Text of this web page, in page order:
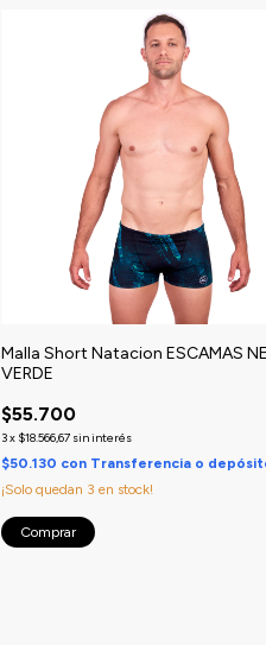
Malla Short Natacion ESCAMAS
VERDE
$55.700
3x $18.566,67 sin interés
$50.130 con Transferencia o
¡Solo quedan 3 en stock!
Comprar